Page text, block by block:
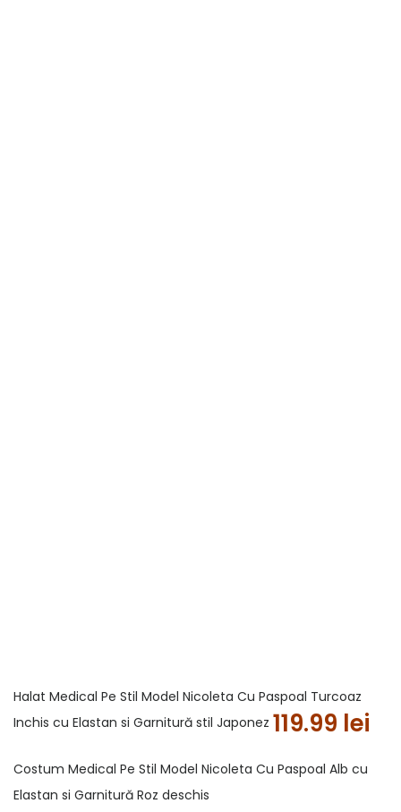
Halat Medical Pe Stil Model Nicoleta Cu Paspoal Turcoaz
Inchis cu Elastan si Garnitură stil Japonez 119.99 lei
Costum Medical Pe Stil Model Nicoleta Cu Paspoal Alb cu
Elastan si Garnitură Roz deschis